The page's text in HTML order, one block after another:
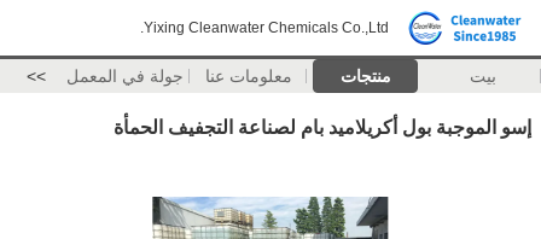
Yixing Cleanwater Chemicals Co.,Ltd.
بيت منتجات معلومات عنا جولة في المعمل >>
إسو الموجبة بول أكريلاميد بام لصناعة التجفيف الحمأة